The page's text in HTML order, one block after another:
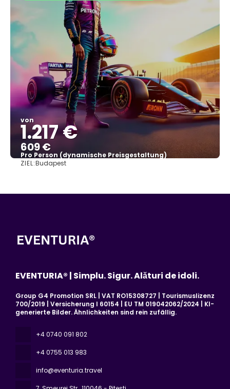
von
1.217 €
609 €
Pro Person (dynamische Preisgestaltung)
ZIEL:Budapest
EVENTURIA® | Simplu. Sigur. Alături de idoli.
Group G4 Promotion SRL | VAT RO15308727 | Tourismuslizenz
700/2019 | Versicherung I 60154 | EU TM 019042062/2024 | KI-
generierte Bilder. Ähnlichkeiten sind rein zufällig.
+4 0740 091 802
+4 0755 013 983
info@eventuria.travel